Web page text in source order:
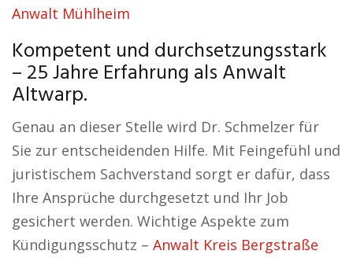
Anwalt Mühlheim
Kompetent und durchsetzungsstark
– 25 Jahre Erfahrung als Anwalt
Altwarp.
Genau an dieser Stelle wird Dr. Schmelzer für
Sie zur entscheidenden Hilfe. Mit Feingefühl und
juristischem Sachverstand sorgt er dafür, dass
Ihre Ansprüche durchgesetzt und Ihr Job
gesichert werden. Wichtige Aspekte zum
Kündigungsschutz – Anwalt Kreis Bergstraße